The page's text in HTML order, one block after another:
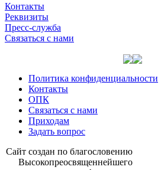
Контакты
Реквизиты
Пресс-служба
Связаться с нами
Политика конфиденциальности
Контакты
ОПК
Связаться с нами
Приходам
Задать вопрос
Сайт со­здан по бла­го­сло­ве­нию
Вы­со­ко­прео­свя­щен­ней­ше­го